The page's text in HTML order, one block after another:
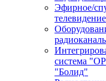
Эфирное/
телевидение
система
"Болид"